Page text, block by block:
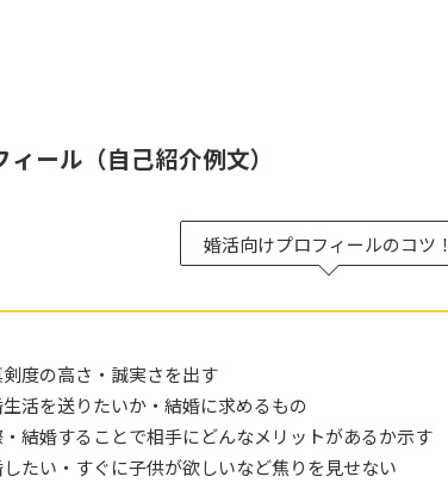
ール（自己紹介例文）
婚活向けプロフィールのコツ！
度の高さ・誠実さを出す
生活を送りたいか・結婚に求めるもの
結婚することで相手にどんなメリットがあるか示す
たい・すぐに子供が欲しいなど焦りを見せない